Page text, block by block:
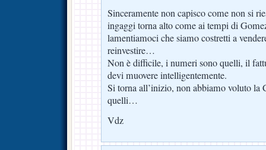
Sinceramente non capisco come non si
ingaggi torna alto come ai tempi di
lamentiamoci che siamo costretti a
reinvestire…
Non è difficile, i numeri sono quelli, il
devi muovere intelligentemente.
Si torna all’inizio, non abbiamo voluto la
quelli…
Vdz